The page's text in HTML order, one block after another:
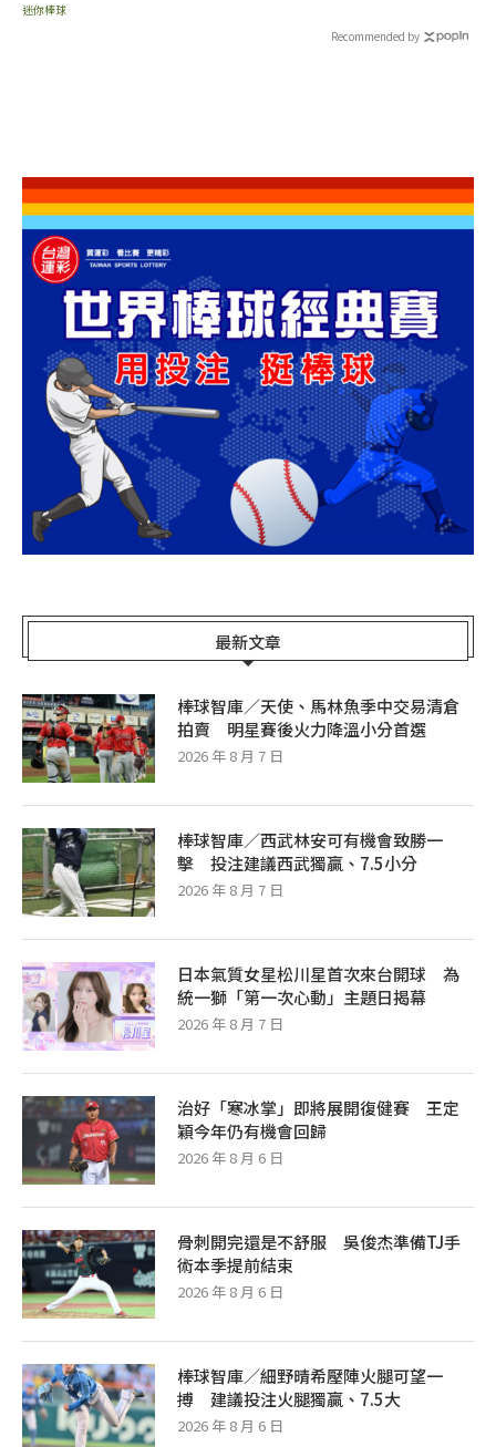
迷你棒球
Recommended by
最新文章
棒球智庫／天使、馬林魚季中交易清倉
拍賣 明星賽後火力降溫小分首選
2026 年 8 月 7 日
棒球智庫／西武林安可有機會致勝一
擊 投注建議西武獨贏、7.5小分
2026 年 8 月 7 日
日本氣質女星松川星首次來台開球 為
統一獅「第一次心動」主題日揭幕
2026 年 8 月 7 日
治好「寒冰掌」即將展開復健賽 王定
穎今年仍有機會回歸
2026 年 8 月 6 日
骨刺開完還是不舒服 吳俊杰準備TJ手
術本季提前結束
2026 年 8 月 6 日
棒球智庫／細野晴希壓陣火腿可望一
搏 建議投注火腿獨贏、7.5大
2026 年 8 月 6 日